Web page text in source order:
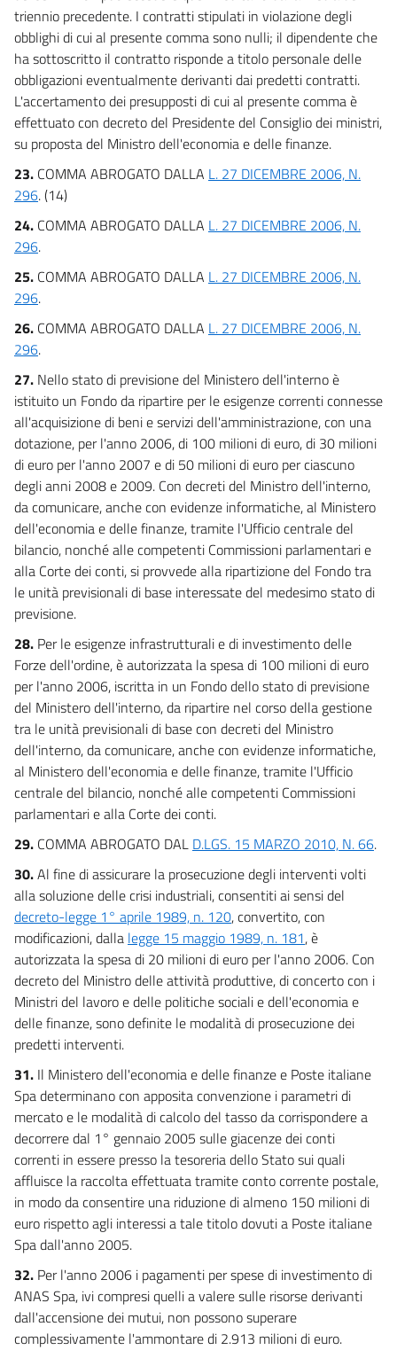
triennio precedente. I contratti stipulati in violazione degli
obblighi di cui al presente comma sono nulli; il dipendente che
ha sottoscritto il contratto risponde a titolo personale delle
obbligazioni eventualmente derivanti dai predetti contratti.
L'accertamento dei presupposti di cui al presente comma è
effettuato con decreto del Presidente del Consiglio dei ministri,
su proposta del Ministro dell'economia e delle finanze.
23. COMMA ABROGATO DALLA L. 27 DICEMBRE 2006, N.
296. (14)
24. COMMA ABROGATO DALLA L. 27 DICEMBRE 2006, N.
296.
25. COMMA ABROGATO DALLA L. 27 DICEMBRE 2006, N.
296.
26. COMMA ABROGATO DALLA L. 27 DICEMBRE 2006, N.
296.
27. Nello stato di previsione del Ministero dell'interno è
istituito un Fondo da ripartire per le esigenze correnti connesse
all'acquisizione di beni e servizi dell'amministrazione, con una
dotazione, per l'anno 2006, di 100 milioni di euro, di 30 milioni
di euro per l'anno 2007 e di 50 milioni di euro per ciascuno
degli anni 2008 e 2009. Con decreti del Ministro dell'interno,
da comunicare, anche con evidenze informatiche, al Ministero
dell'economia e delle finanze, tramite l'Ufficio centrale del
bilancio, nonché alle competenti Commissioni parlamentari e
alla Corte dei conti, si provvede alla ripartizione del Fondo tra
le unità previsionali di base interessate del medesimo stato di
previsione.
28. Per le esigenze infrastrutturali e di investimento delle
Forze dell'ordine, è autorizzata la spesa di 100 milioni di euro
per l'anno 2006, iscritta in un Fondo dello stato di previsione
del Ministero dell'interno, da ripartire nel corso della gestione
tra le unità previsionali di base con decreti del Ministro
dell'interno, da comunicare, anche con evidenze informatiche,
al Ministero dell'economia e delle finanze, tramite l'Ufficio
centrale del bilancio, nonché alle competenti Commissioni
parlamentari e alla Corte dei conti.
29. COMMA ABROGATO DAL D.LGS. 15 MARZO 2010, N. 66.
30.Al fine di assicurare la prosecuzione degli interventi volti
alla soluzione delle crisi industriali, consentiti ai sensi del
decreto-legge 1° aprile 1989, n. 120, convertito, con
modificazioni, dalla legge 15 maggio 1989, n. 181, è
autorizzata la spesa di 20 milioni di euro per l'anno 2006. Con
decreto del Ministro delle attività produttive, di concerto con i
Ministri del lavoro e delle politiche sociali e dell'economia e
delle finanze, sono definite le modalità di prosecuzione dei
predetti interventi.
31. Il Ministero dell'economia e delle finanze e Poste italiane
Spa determinano con apposita convenzione i parametri di
mercato e le modalità di calcolo del tasso da corrispondere a
decorrere dal 1° gennaio 2005 sulle giacenze dei conti
correnti in essere presso la tesoreria dello Stato sui quali
affluisce la raccolta effettuata tramite conto corrente postale,
in modo da consentire una riduzione di almeno 150 milioni di
euro rispetto agli interessi a tale titolo dovuti a Poste italiane
Spa dall'anno 2005.
32. Per l'anno 2006 i pagamenti per spese di investimento di
ANAS Spa, ivi compresi quelli a valere sulle risorse derivanti
dall'accensione dei mutui, non possono superare
complessivamente l'ammontare di 2.913 milioni di euro.